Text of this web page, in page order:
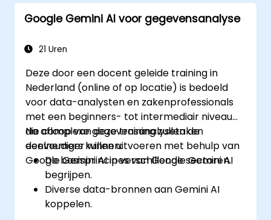
Google Gemini AI voor gegevensanalyse
21 Uren
Deze door een docent geleide training in
Nederland (online of op locatie) is bedoeld
voor data-analysten en zakenprofessionals
met een beginners- tot intermediair niveau
die complexe gegevensanalysetaken
eenvoudiger willen uitvoeren met behulp van
Google Gemini AI in verschillende sectoren.
Na afloop van deze training zullen de
deelnemers kunnen:
De basisprincipes van Google Gemini AI
begrijpen.
Diverse data-bronnen aan Gemini AI
koppelen.